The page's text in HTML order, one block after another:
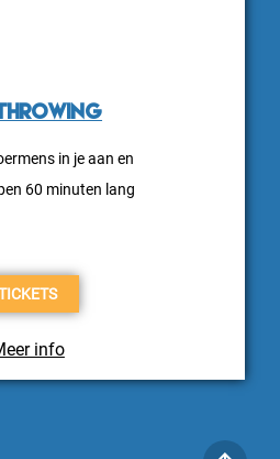
in je aan en
60 minuten lang
info